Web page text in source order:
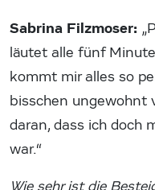
Sabrina Filzmoser:
läutet alle fünf
kommt mir alles so
bisschen ungewohnt
daran, dass ich doch
war.“
Wie sehr ist die